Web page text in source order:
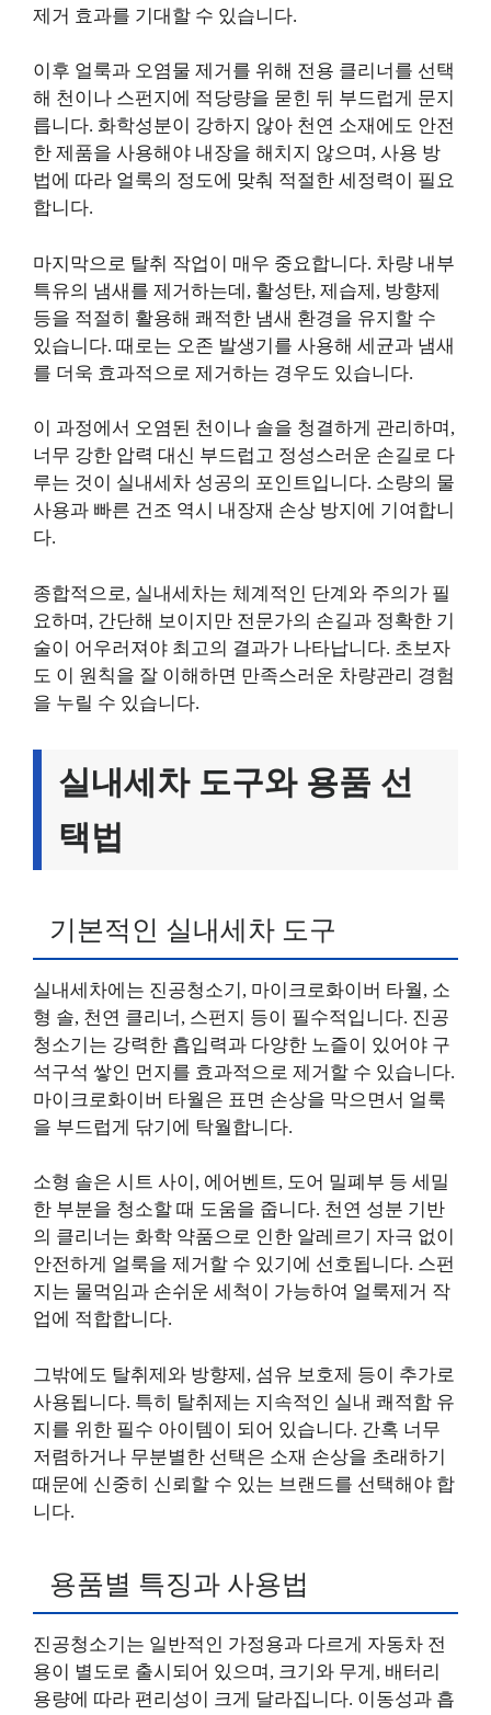
제거 효과를 기대할 수 있습니다.
이후 얼룩과 오염물 제거를 위해 전용 클리너를 선택
해 천이나 스펀지에 적당량을 묻힌 뒤 부드럽게 문지
릅니다. 화학성분이 강하지 않아 천연 소재에도 안전
한 제품을 사용해야 내장을 해치지 않으며, 사용 방
법에 따라 얼룩의 정도에 맞춰 적절한 세정력이 필요
합니다.
마지막으로 탈취 작업이 매우 중요합니다. 차량 내부
특유의 냄새를 제거하는데, 활성탄, 제습제, 방향제
등을 적절히 활용해 쾌적한 냄새 환경을 유지할 수
있습니다. 때로는 오존 발생기를 사용해 세균과 냄새
를 더욱 효과적으로 제거하는 경우도 있습니다.
이 과정에서 오염된 천이나 솔을 청결하게 관리하며,
너무 강한 압력 대신 부드럽고 정성스러운 손길로 다
루는 것이 실내세차 성공의 포인트입니다. 소량의 물
사용과 빠른 건조 역시 내장재 손상 방지에 기여합니
다.
종합적으로, 실내세차는 체계적인 단계와 주의가 필
요하며, 간단해 보이지만 전문가의 손길과 정확한 기
술이 어우러져야 최고의 결과가 나타납니다. 초보자
도 이 원칙을 잘 이해하면 만족스러운 차량관리 경험
을 누릴 수 있습니다.
실내세차 도구와 용품 선
택법
기본적인 실내세차 도구
실내세차에는 진공청소기, 마이크로화이버 타월, 소
형 솔, 천연 클리너, 스펀지 등이 필수적입니다. 진공
청소기는 강력한 흡입력과 다양한 노즐이 있어야 구
석구석 쌓인 먼지를 효과적으로 제거할 수 있습니다.
마이크로화이버 타월은 표면 손상을 막으면서 얼룩
을 부드럽게 닦기에 탁월합니다.
소형 솔은 시트 사이, 에어벤트, 도어 밀폐부 등 세밀
한 부분을 청소할 때 도움을 줍니다. 천연 성분 기반
의 클리너는 화학 약품으로 인한 알레르기 자극 없이
안전하게 얼룩을 제거할 수 있기에 선호됩니다. 스펀
지는 물먹임과 손쉬운 세척이 가능하여 얼룩제거 작
업에 적합합니다.
그밖에도 탈취제와 방향제, 섬유 보호제 등이 추가로
사용됩니다. 특히 탈취제는 지속적인 실내 쾌적함 유
지를 위한 필수 아이템이 되어 있습니다. 간혹 너무
저렴하거나 무분별한 선택은 소재 손상을 초래하기
때문에 신중히 신뢰할 수 있는 브랜드를 선택해야 합
니다.
용품별 특징과 사용법
진공청소기는 일반적인 가정용과 다르게 자동차 전
용이 별도로 출시되어 있으며, 크기와 무게, 배터리
용량에 따라 편리성이 크게 달라집니다. 이동성과 흡